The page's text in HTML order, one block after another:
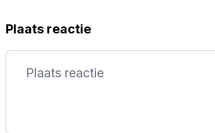
Plaats reactie